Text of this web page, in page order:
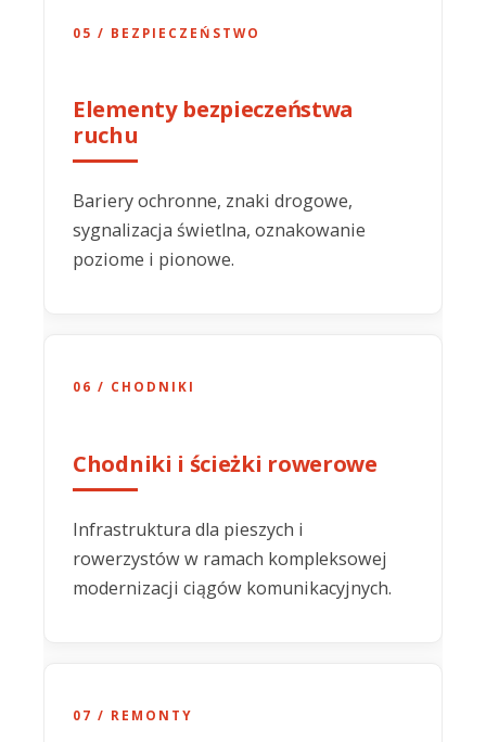
05 / BEZPIECZEŃSTWO
Elementy bezpieczeństwa
ruchu
Bariery ochronne, znaki drogowe,
sygnalizacja świetlna, oznakowanie
poziome i pionowe.
06 / CHODNIKI
Chodniki i ścieżki rowerowe
Infrastruktura dla pieszych i
rowerzystów w ramach kompleksowej
modernizacji ciągów komunikacyjnych.
07 / REMONTY